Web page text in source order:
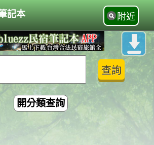
記本 附近
開分類查詢